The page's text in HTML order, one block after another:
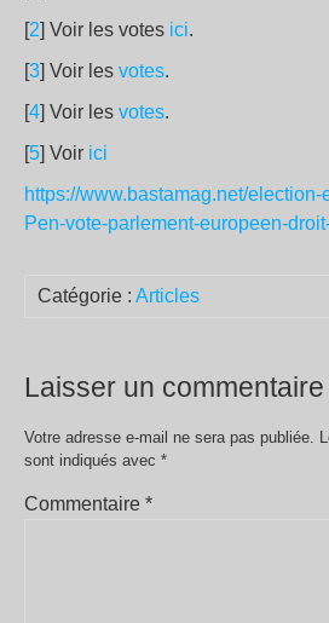
[2] Voir les votes ici.
[3] Voir les votes.
[4] Voir les votes.
[5] Voir ici
https://www.bastamag.net/
Pen-vote-parlement-europeen-
Catégorie : Articles
Laisser un commentaire
Votre adresse e-mail ne sera pas publiée.
sont indiqués avec *
Commentaire *